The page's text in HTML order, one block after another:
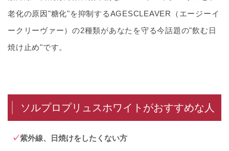
老化の原因"糖化"を抑制するAGESCLEAVER（エージーイ
ークリーヴァー）の2種類があなたを守る今話題の"飲む日
焼け止め"です。
ソルプロプリュスホワイトがおすすめな人
紫外線、日焼けをしたくない方